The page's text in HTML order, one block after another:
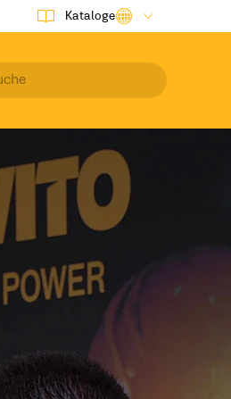
Kataloge